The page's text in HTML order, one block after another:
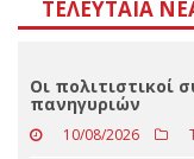
ΤΕΛΕΥΤΑΊΑ ΝΈΑ